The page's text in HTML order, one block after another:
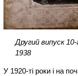
Другий випуск 10-
1938
У 1920-ті роки і на